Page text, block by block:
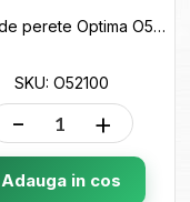
Ceas de perete Optima O52100
SKU: O52100
- +
Adauga in cos